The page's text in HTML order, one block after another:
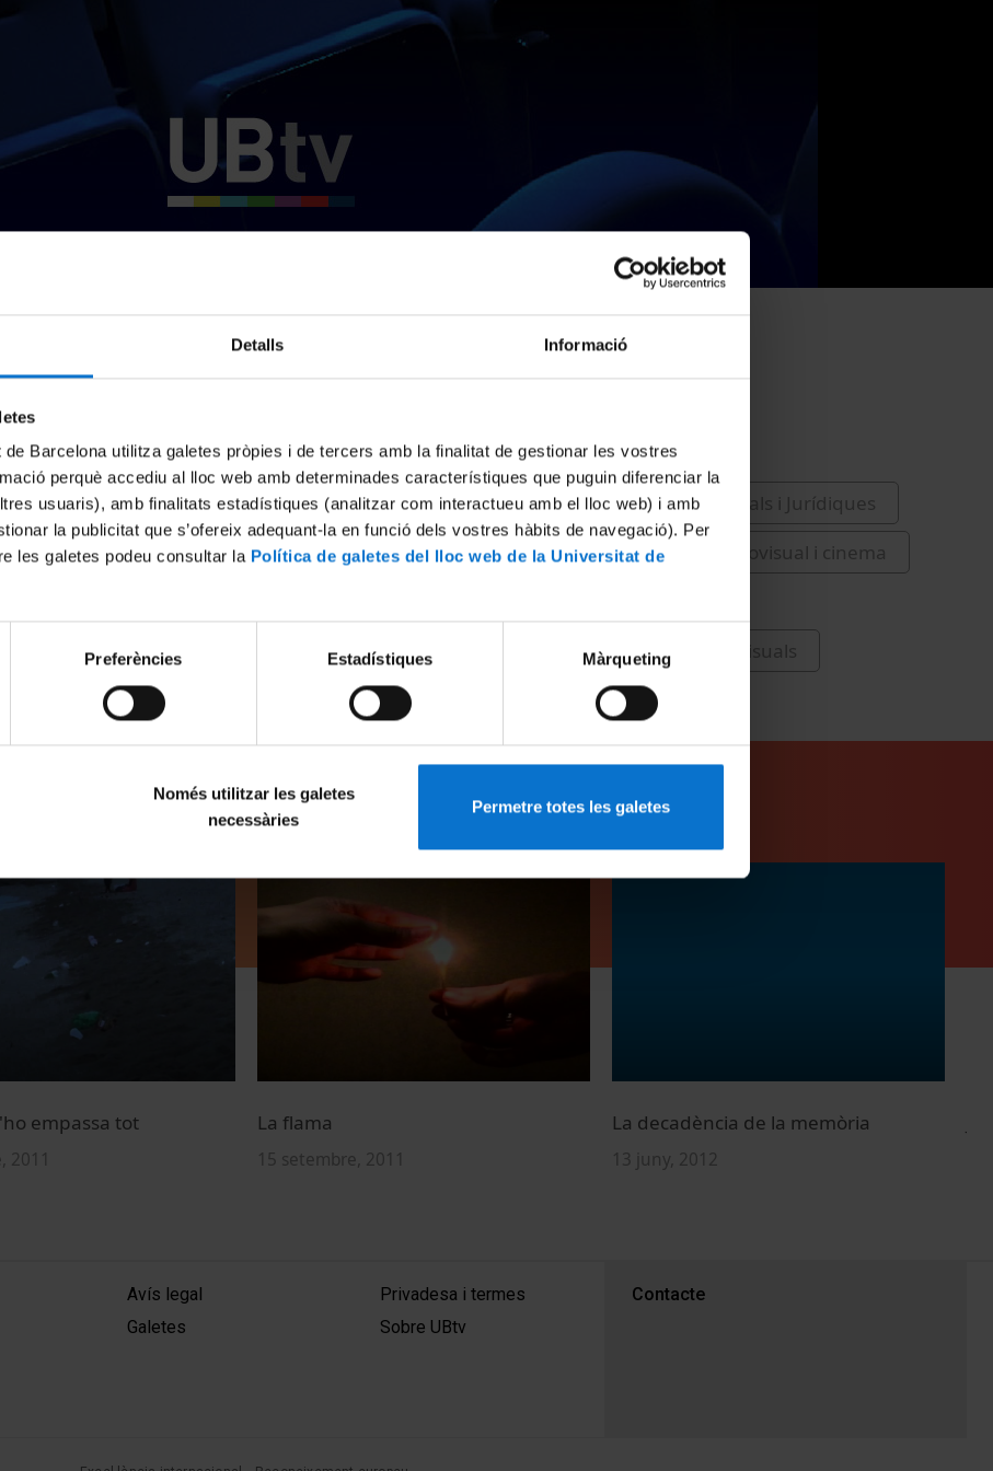
Detalls Informació
Barcelona utilitza galetes pròpies i de tercers amb la finalitat de gestionar les vostres
perquè accediu al lloc web amb determinades característiques que puguin diferenciar la
usuaris), amb finalitats estadístiques (analitzar com interactueu amb el lloc web) i amb
la publicitat que s’ofereix adequant-la en funció dels vostres hàbits de navegació). Per
les galetes podeu consultar la Política de galetes del lloc web de la Universitat de
Preferències Estadístiques Màrqueting
Només utilitzar les galetes
necessàries
Permetre totes les galetes
Docència i Recerca
Ciències Socials i Jurídiques
Documentals
Comunicació audiovisual i cinema
Facultat d'Informació i Mitjans Audiovisuals
empassa tot
2011
La flama
15 setembre, 2011
La decadència de la memòria
13 juny, 2012
MENÚ PEU 1
Avís legal
Galetes
PEU 2
Privadesa i termes
Sobre UBtv
PEU 3
Contacte